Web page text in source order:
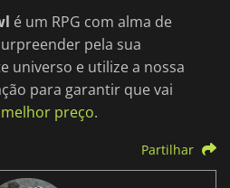
é um RPG com alma de
pela sua
universo e utilize a nossa
para garantir que vai
preço.
Partilhar